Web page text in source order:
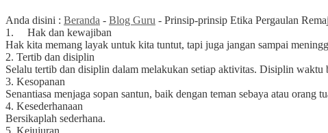
Anda disini : Beranda - Blog Guru - Prinsip-prinsip Etika Pergaulan
1. Hak dan kewajiban
Hak kita memang layak untuk kita tuntut, tapi juga jangan sampai
2. Tertib dan disiplin
Selalu tertib dan disiplin dalam melakukan setiap aktivitas. Disiplin waktu
3. Kesopanan
Senantiasa menjaga sopan santun, baik dengan teman sebaya atau orang
4. Kesederhanaan
Bersikaplah sederhana.
5. Kejujuran